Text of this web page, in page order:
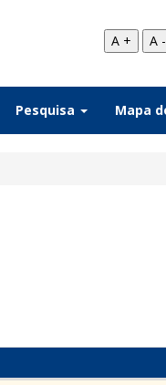
A + A -
Pesquisa Mapa